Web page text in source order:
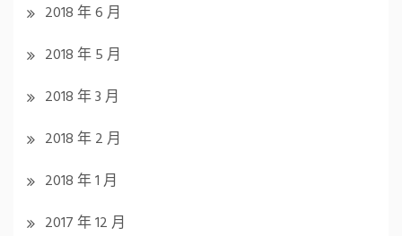
2018 年 6 月
2018 年 5 月
2018 年 3 月
2018 年 2 月
2018 年 1 月
2017 年 12 月